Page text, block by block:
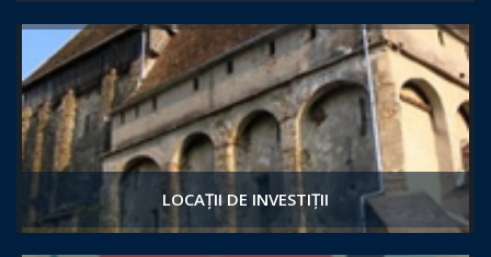
LOCAȚII DE INVESTIȚII